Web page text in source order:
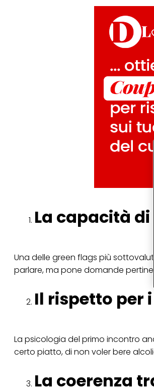
La capacità
Una delle green flags più
parlare, ma pone domande
Il rispetto per
La psicologia del primo incontro
certo piatto, di non voler bere
La coerenza